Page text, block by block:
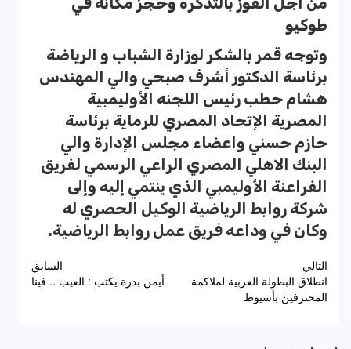
طوكيو
وتوجه قمر بالشكر لوزارة الشباب و الرياضة
برئاسة الدكتور أشرف صبحي والي المهندس
هشام حطب رئيس اللجنه الأوليمبية
المصرية الإتحاد المصري للرماية برئاسة
حازم حسني واعضاء مجلس الإدارة والي
البنك الاهلي المصري الراعي الرسمي لفريق
الفراعنة الأوليمبي الذي ينتمي إليه وإلى
شركة روابط الرياضية الوكيل الحصري له
وكان في وداعه فريق عمل روابط الرياضية.
تصفّح
المقالات
السابق
أيمن بدرة يكتب : العيب .. فينا
التالي
انطلاق البطولة العربية لملاكمة
المحترفين بأسيوط